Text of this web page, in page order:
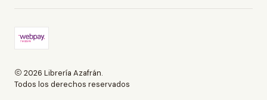
2026 Librería Azafrán.
Todos los derechos reservados